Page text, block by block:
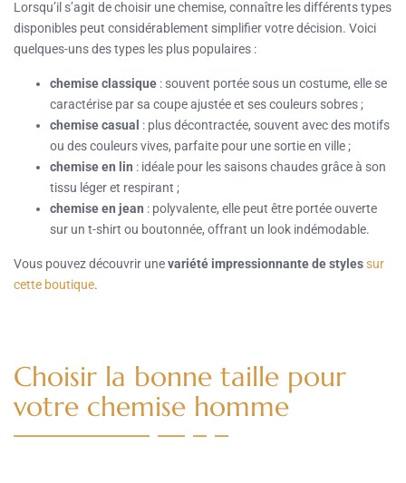
Lorsqu’il s’agit de choisir une chemise, connaître les différents types
disponibles peut considérablement simplifier votre décision. Voici
quelques-uns des types les plus populaires :
chemise classique : souvent portée sous un costume, elle se
caractérise par sa coupe ajustée et ses couleurs sobres ;
chemise casual : plus décontractée, souvent avec des motifs
ou des couleurs vives, parfaite pour une sortie en ville ;
chemise en lin : idéale pour les saisons chaudes grâce à son
tissu léger et respirant ;
chemise en jean : polyvalente, elle peut être portée ouverte
sur un t-shirt ou boutonnée, offrant un look indémodable.
Vous pouvez découvrir unevariété impressionnante de stylessur
cette boutique.
Choisir la bonne taille pour
votre chemise homme